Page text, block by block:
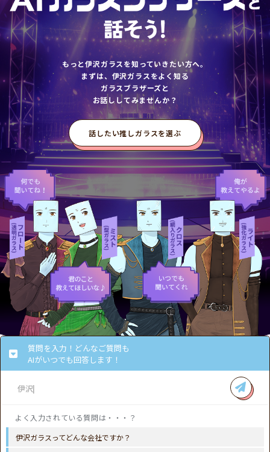
もっと伊沢ガラスを知っていきたい方へ。
まずは、伊沢ガラスをよく知る
ガラスブラザーズと
お話ししてみませんか？
話したい推しガラスを選ぶ
質問を入力！どんなご質問も
AIがいつでも回答します！
伊沢ガラスってどんな会社ですか？